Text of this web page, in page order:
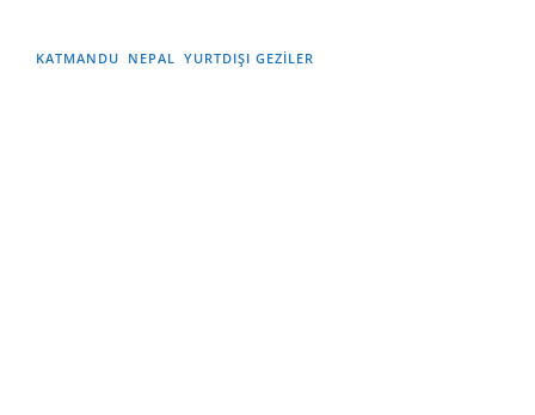
KATMANDU NEPAL YURTDIŞI GEZILER